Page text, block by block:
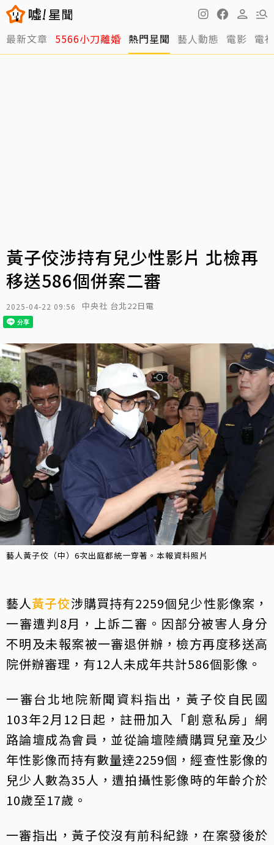
最新文章 5566小刀離婚 熱門星聞 藝人動態 電影 電
黃子佼涉持有兒少性影片 北檢再
移送586個併案二審
2025-04-22 09:56 中央社 台北22日電
藝人黃子佼（中）6次出庭都統一穿著。本報資料照片
藝人黃子佼涉購買持有2259個兒少性影像案，
一審遭判8月，上訴二審。因部分被害人身分
不明及未報案被一審退併辦，檢方再度移送高
院併辦審理，有12人未成年共計586個影像。
一審台北地院新聞資料指出，黃子佼自民國
103年2月12日起，註冊加入「創意私房」網
路論壇成為會員，並從論壇陸續購買兒童及少
年性影像而持有數量達2259個，經查性影像的
兒少人數為35人，遭拍攝性影像時的年齡介於
10歲至17歲。
一審指出，黃子佼沒有前科紀錄，在案發後於